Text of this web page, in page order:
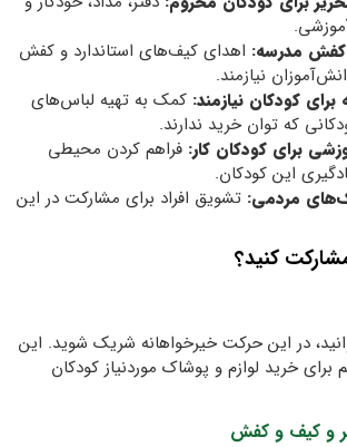
کفش مدرسه: اهدای کیف‌های استاندارد و کفش
نیازمند.
کودکان نیازمند: کمک به تهیه لباس‌های
که توان خرید ندارند.
برای کودکان کار: فراهم کردن محیطی
این کودکان.
مردمی: تشویق افراد برای مشارکت در این
کنید؟
در این حرکت خیرخواهانه شریک شوید. این
خرید لوازم و پوشاک موردنیاز کودکان